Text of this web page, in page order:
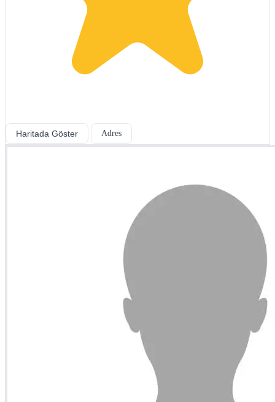
Haritada Göster Adres